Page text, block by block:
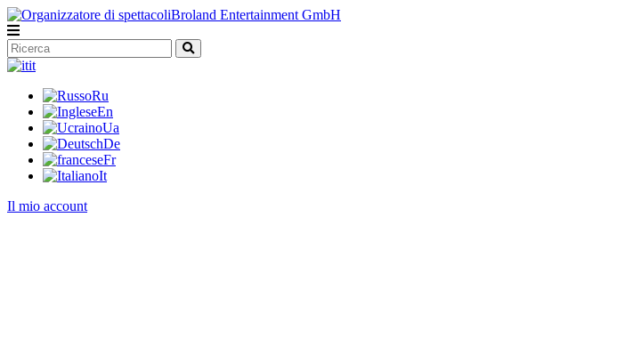
it
Ru
En
Ua
De
Fr
It
Il mio account